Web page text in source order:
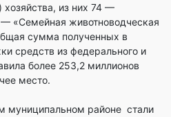
из них 74 —
«Семейная животноводческая
сумма полученных в
средств из федерального и
более 253,2 миллионов
место.
муниципальном районе стали